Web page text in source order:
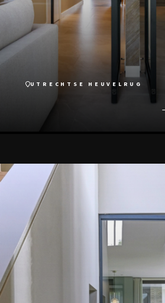
UTRECHTSE HEUVELRUG